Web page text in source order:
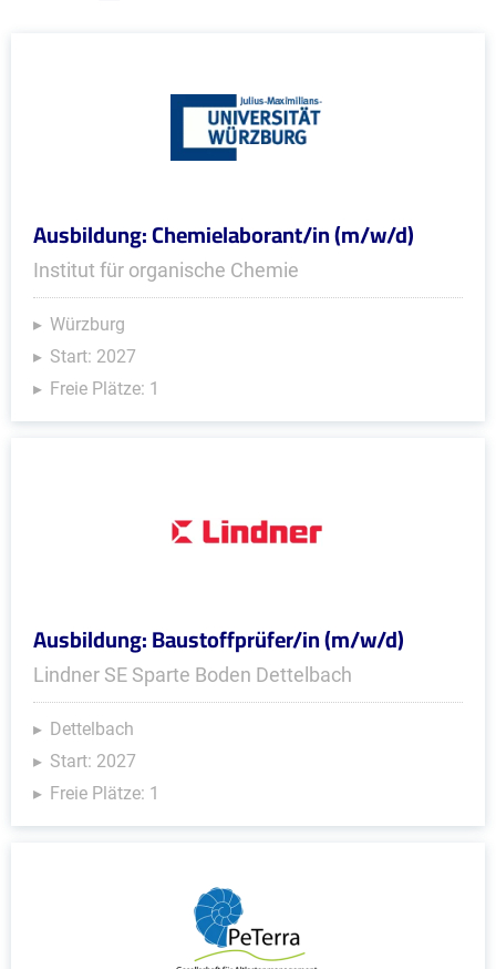
Ausbildung: Chemielaborant/in (m/w/d)
Institut für organische Chemie
Würzburg
Start: 2027
Freie Plätze: 1
Ausbildung: Baustoffprüfer/in (m/w/d)
Lindner SE Sparte Boden Dettelbach
Dettelbach
Start: 2027
Freie Plätze: 1